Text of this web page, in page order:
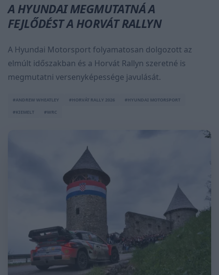
A HYUNDAI MEGMUTATNÁ A
FEJLŐDÉST A HORVÁT RALLYN
A Hyundai Motorsport folyamatosan dolgozott az
elmúlt időszakban és a Horvát Rallyn szeretné is
megmutatni versenyképessége javulását.
#ANDREW WHEATLEY #HORVÁT RALLY 2026
#HYUNDAI MOTORSPORT
#KIEMELT
#WRC